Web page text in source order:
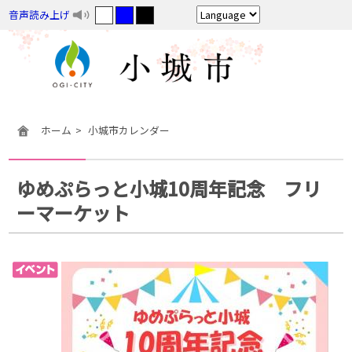
音声読み上げ
ホーム 小城市カレンダー
ゆめぷらっと小城10周年記念 フリ
ーマーケット